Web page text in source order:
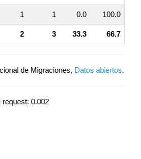
1 1 0.0 100.0
2 3 33.3 66.7
de Migraciones, Datos abiertos.
0.002